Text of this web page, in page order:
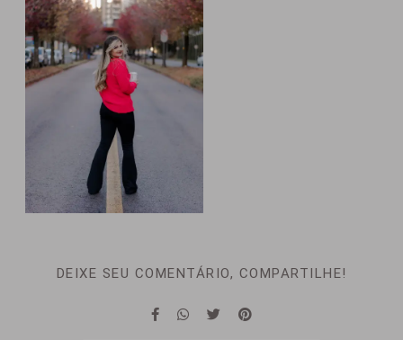
DEIXE SEU COMENTÁRIO, COMPARTILHE!